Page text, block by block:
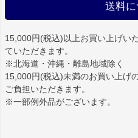
送料
15,000円(税込)以上お買い上げい
ていただきます。
※北海道・沖縄・離島地域除く
15,000円(税込)未満のお買い上げ
ご負担いただきます。
※一部例外品がございます。